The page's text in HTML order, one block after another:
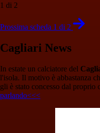
1 di 2
Prossima scheda 1 di 2
Cagliari News
In estate un calciatore del
l'isola. Il motivo è abbastanza
gli è stato concesso dal proprio
parlando<<<